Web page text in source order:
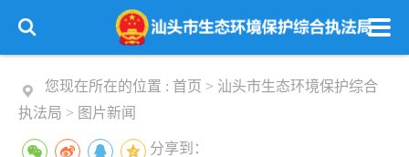
您现在所在的位置 : 首页 > 汕头市生态环境保护综合
执法局 > 图片新闻
分享到：